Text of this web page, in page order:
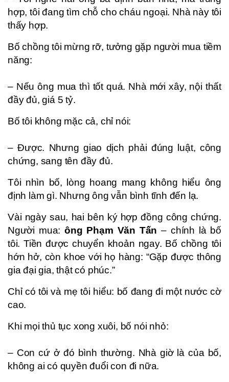
hợp, tôi đang tìm chỗ cho cháu ngoại. Nhà này tôi
thấy hợp.
Bố chồng tôi mừng rỡ, tưởng gặp người mua tiềm
năng:
– Nếu ông mua thì tốt quá. Nhà mới xây, nội thất
đầy đủ, giá 5 tỷ.
Bố tôi không mặc cả, chỉ nói:
– Được. Nhưng giao dịch phải đúng luật, công
chứng, sang tên đầy đủ.
Tôi nhìn bố, lòng hoang mang không hiểu ông
định làm gì. Nhưng ông vẫn bình tĩnh đến lạ.
Vài ngày sau, hai bên ký hợp đồng công chứng.
Người mua:ông Phạm Văn Tấn – chính là bố
tôi. Tiền được chuyển khoản ngay. Bố chồng tôi
hớn hở, còn khoe với họ hàng: “Gặp được thông
gia đại gia, thật có phúc.”
Chỉ có tôi và mẹ tôi hiểu: bố đang đi một nước cờ
cao.
Khi mọi thủ tục xong xuôi, bố nói nhỏ:
– Con cứ ở đó bình thường. Nhà giờ là của bố,
không ai có quyền đuổi con đi nữa.